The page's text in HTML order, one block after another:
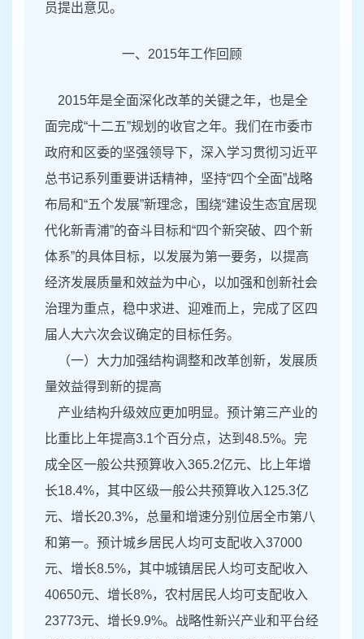
员提出意见。
一、2015年工作回顾
2015年是全面深化改革的关键之年，也是全
面完成“十二五”规划的收官之年。我们在市委市
政府和区委的坚强领导下，深入学习贯彻习近平
总书记系列重要讲话精神，坚持“四个全面”战略
布局和“五个发展”新理念，围绕“建设生态宜居现
代化新青浦”的奋斗目标和“四个新突破、四个新
体系”的具体目标，以发展为第一要务，以提高
经济发展质量和效益为中心，以加强和创新社会
治理为重点，稳中求进、迎难而上，完成了区四
届人大六次会议确定的目标任务。
（一）大力加强结构调整和改革创新，发展质
量效益得到新的提高
产业结构升级效应更加明显。预计第三产业的
比重比上年提高3.1个百分点，达到48.5%。完
成全区一般公共预算收入365.2亿元、比上年增
长18.4%，其中区级一般公共预算收入125.3亿
元、增长20.3%，总量和增速分别位居全市第八
和第一。预计城乡居民人均可支配收入37000
元、增长8.5%，其中城镇居民人均可支配收入
40650元、增长8%，农村居民人均可支配收入
23773元、增长9.9%。战略性新兴产业和平台经